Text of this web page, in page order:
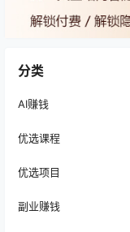
分类
AI赚钱
优选课程
优选项目
副业赚钱